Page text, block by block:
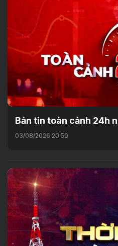
Bản tin toàn cảnh 24h
03/08/2026 20:59